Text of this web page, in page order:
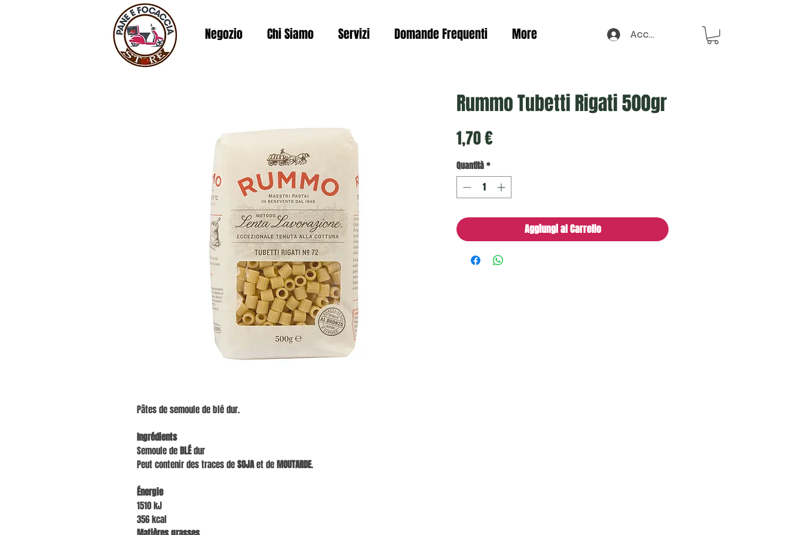
Negozio Chi Siamo Servizi Domande Frequenti More Accedi
Pâtes de semoule de blé dur.
Ingrédients
Semoule deBLÉdur
Peut contenir des traces deSOJAet deMOUTARDE.
Énergie
1510 kJ
356 kcal
Rummo Tubetti Rigati 500gr
1,70 €Prezzo
Quantità*
Aggiungi al Carrello